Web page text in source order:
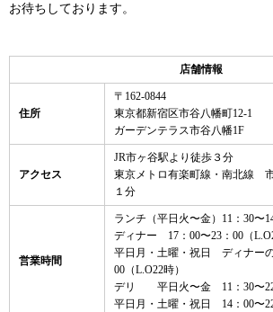
お待ちしております。
店舗情報
住所
〒162-0844
東京都新宿区市谷八幡町12-1
ガーデンテラス市谷八幡1F
アクセス
JR市ヶ谷駅より徒歩３分
東京メトロ有楽町線・南北線
１分
営業時間
ランチ（平日火〜金）11：30〜
ディナー 17：00〜23：00（
平日月・土曜・祝日 ディナーの
00（L.O22時）
デリ 平日火〜金 11：30〜
平日月・土曜・祝日 14：00〜